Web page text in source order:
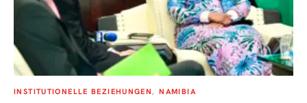
INSTITUTIONELLE BEZIEHUNGEN NAMIBIA